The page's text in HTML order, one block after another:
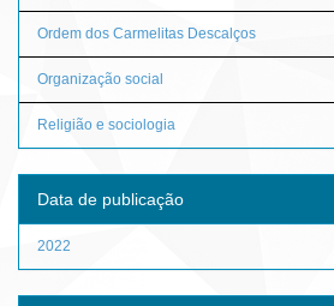
Ordem dos Carmelitas Descalços
Organização social
Religião e sociologia
Data de publicação
2022